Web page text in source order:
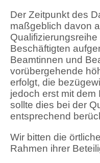
Der Zeitpunkt des
maßgeblich davon
Beschäftigten
Beamtinnen und
vorübergehende
erfolgt, die
jedoch erst mit dem
sollte dies bei der
entsprechend
Wir bitten die
Rahmen ihrer